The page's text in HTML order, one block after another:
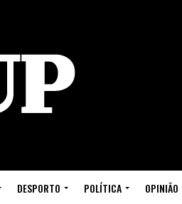
DESPORTO POLÍTICA OPINIÃO